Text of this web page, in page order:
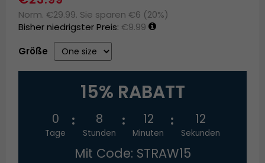
Norm. €29.99. Sie sparen €6 (20%)
Bisher niedrigster Preis: €9.99
Größe
15% RABATT
0
Tage
8
Stunden
12
Minuten
12
Sekunden
Mit Code: STRAW15